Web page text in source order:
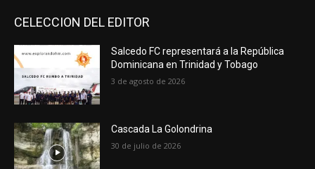
CELECCION DEL EDITOR
Salcedo FC representará a la República
Dominicana en Trinidad y Tobago
3 de agosto de 2026
Cascada La Golondrina
30 de julio de 2026